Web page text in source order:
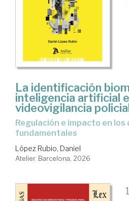
La identificación
inteligencia artificial
videovigilancia policial
regulación e impacto en los derechos
fundamentales
López Rubio, Daniel
Atelier. Barcelona, 2026